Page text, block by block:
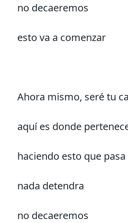
no decaeremos
esto va a comenzar
Ahora mismo, seré tu
aquí es donde
haciendo esto que
nada detendra
no decaeremos